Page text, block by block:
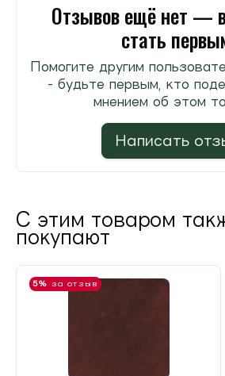
Отзывов ещё нет —
стать
Помогите другим
- будьте первым, кто
мнением об этом
Написать
С этим товаром
покупают
5% за отзыв